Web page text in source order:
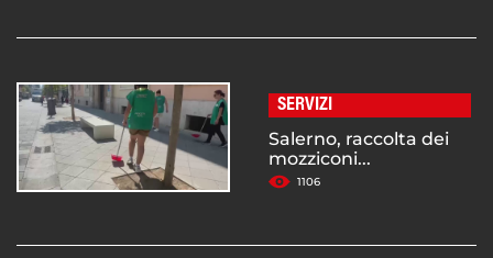
SERVIZI
Salerno, raccolta dei
mozziconi...
1106